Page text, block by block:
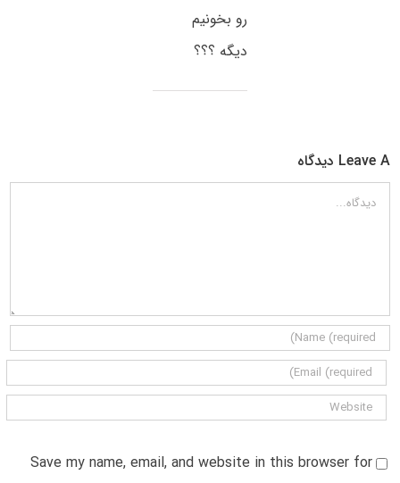
رو بخونیم
دیگه ؟؟؟
Leave A دیدگاه
دیدگاه
Save my name, email, and website in this browser for